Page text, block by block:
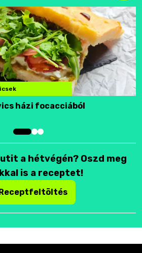
házi focacciából
a hétvégén? Oszd meg
is a receptet!